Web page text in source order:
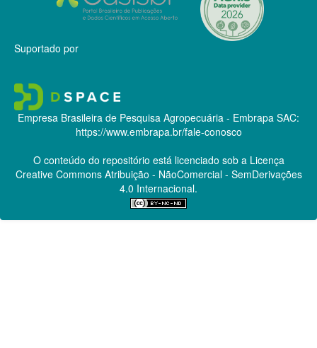
Suportado por
Empresa Brasileira de Pesquisa Agropecuária - Embrapa SAC:
https://www.embrapa.br/fale-conosco
O conteúdo do repositório está licenciado sob a Licença
Creative CommonsAtribuição - NãoComercial - SemDerivações
4.0 Internacional.